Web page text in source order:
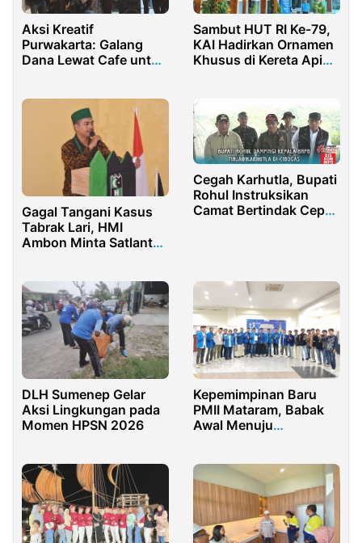
Aksi Kreatif
Purwakarta: Galang
Dana Lewat Cafe untuk
Sambut HUT RI Ke-79,
KAI Hadirkan Ornamen
Khusus di Kereta Api
Gagal Tangani Kasus
Tabrak Lari, HMI
Ambon Minta Satlantas
Cegah Karhutla, Bupati
Rohul Instruksikan
Camat Bertindak Cepat
DLH Sumenep Gelar
Aksi Lingkungan pada
Momen HPSN 2026
Kepemimpinan Baru
PMII Mataram, Babak
Awal Menuju